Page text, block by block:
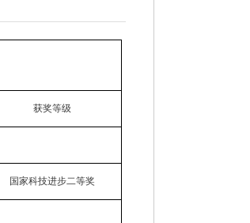
获奖等级
国家科技进步二等奖